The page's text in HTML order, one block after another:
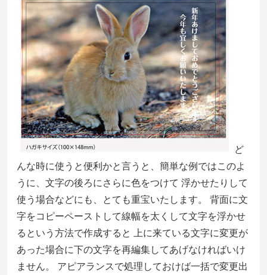
ど
んな時に使うと便利かと言うと、簡単な例ではこのよ
うに、文字の後ろにさらに色をつけて 浮かせたりして
使う場合などにも、とても重宝いたします。 背面に文
字をコピーペーストして線幅を太くして文字を浮かせ
るという方法で作成すると 上に来ている文字に変更が
あった場合に下の文字を再編集してあげなければいけ
ません。 アピアランスで処理しておけば一括で変更出